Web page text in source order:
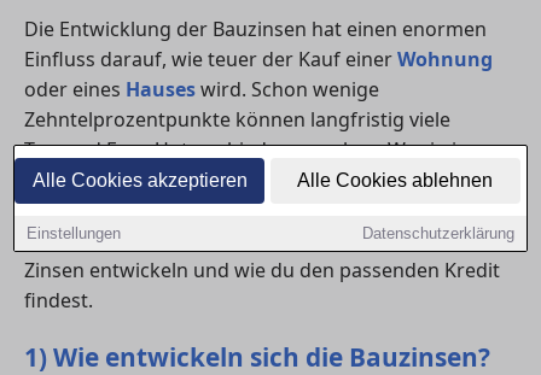
Alle Cookies akzeptieren Alle Cookies ablehnen
Einstellungen Datenschutzerklärung
Die Entwicklung der Bauzinsen hat einen enormen
Einfluss darauf, wie teuer der Kauf einerWohnung
oder eines Hauseswird. Schon wenige
Zehntelprozentpunkte können langfristig viele
Tausend Euro Unterschied ausmachen. Wer in in
Heidelberg eine Immobilie finanzieren möchte, sollte
die Zinslage genau beobachten und verschiedene
Angebote vergleichen. Hier erfährst du, wie sich die
Zinsen entwickeln und wie du den passenden Kredit
findest.
1) Wie entwickeln sich die Bauzinsen?